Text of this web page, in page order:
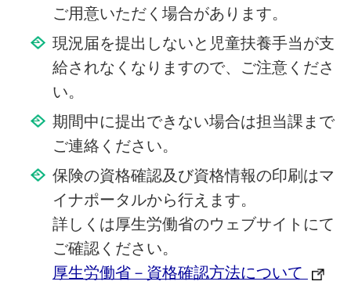
ご用意いただく場合があります。
現況届を提出しないと児童扶養手当が支
給されなくなりますので、ご注意くださ
い。
期間中に提出できない場合は担当課まで
ご連絡ください。
保険の資格確認及び資格情報の印刷はマ
イナポータルから行えます。
詳しくは厚生労働省のウェブサイトにて
ご確認ください。
厚生労働省－資格確認方法について